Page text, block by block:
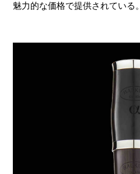
魅力的な価格で提供されている。